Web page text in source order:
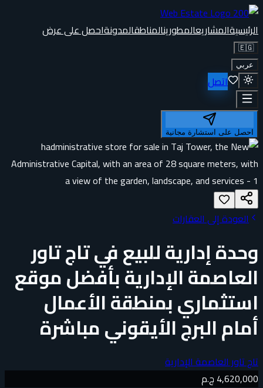
الرئيسيةالمشاريعالمطورينالمناطقالمدونةاحصل على عرض
🇪🇬
عربي
اتصل
احصل على استشارة مجانية
العودة إلى العقارات
وحدة إدارية للبيع في تاج تاور
العاصمة الإدارية بأفضل موقع
استثماري بمنطقة الأعمال
أمام البرج الأيقوني مباشرة
تاج تاور العاصمة الإدارية
4,620,000 ج.م